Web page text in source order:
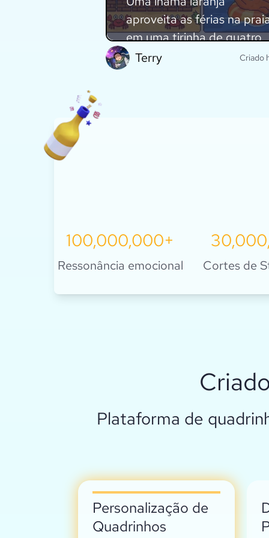
aproveita as férias na
em uma tirinha de quatro
painéis com estilo pixel
Terry Criado
100,000,000+
Ressonância emocional Cortes de
Plataforma de
Personalização de
Quadrinhos